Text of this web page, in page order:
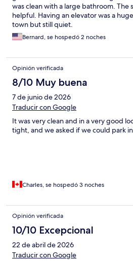
was clean with a large bathroom. The
helpful. Having an elevator was a
town but still quiet.
Bernard, se hospedó 2 noches
Opinión verificada
8/10 Muy buena
7 de junio de 2026
Traducir con Google
It was very clean and in a very good
tight, and we asked if we could park
Charles, se hospedó 3 noches
Opinión verificada
10/10 Excepcional
22 de abril de 2026
Traducir con Google